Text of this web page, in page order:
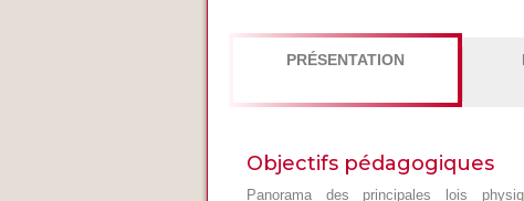
PRÉSENTATION
Objectifs pédagogiques
Panorama des principales lois